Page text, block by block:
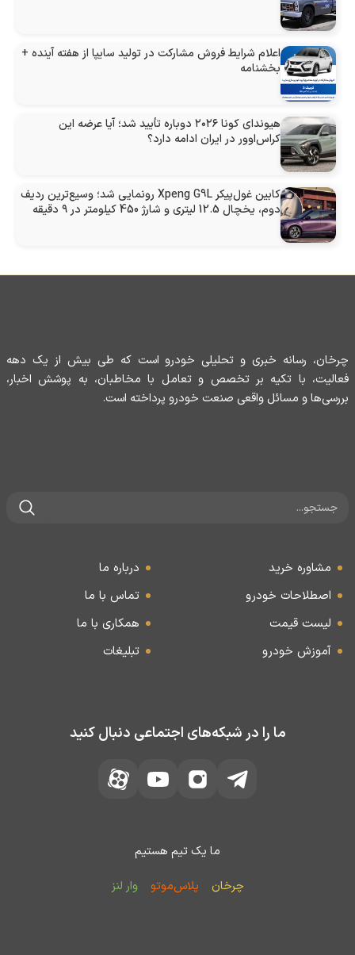
اعلام شرایط فروش مشارکت در تولید سایپا از هفته آینده +
بخشنامه
هیوندای کونا ۲۰۲۶ دوباره تأیید شد؛ آیا عرضه این
کراس‌اوور در ایران ادامه دارد؟
کابین غول‌پیکر Xpeng G9L رونمایی شد؛ وسیع‌ترین ردیف
دوم، یخچال 12.5 لیتری و شارژ 450 کیلومتر در ۹ دقیقه
چرخان، رسانه خبری و تحلیلی خودرو است که طی بیش از یک دهه
فعالیت، با تکیه بر تخصص و تعامل با مخاطبان، به پوشش اخبار،
بررسی‌ها و مسائل واقعی صنعت خودرو پرداخته است.
مشاوره خرید
اصطلاحات خودرو
لیست قیمت
آموزش خودرو
درباره ما
تماس با ما
همکاری با ما
تبلیغات
ما را در شبکه‌های اجتماعی دنبال کنید
ما یک تیم هستیم
چرخان
پلاس‌موتو وار لنز